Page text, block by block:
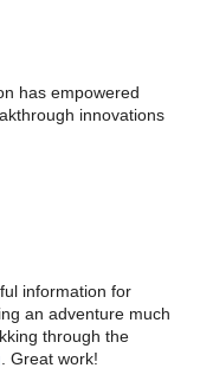
has empowered
innovations
information for
an adventure much
through the
. Great work!